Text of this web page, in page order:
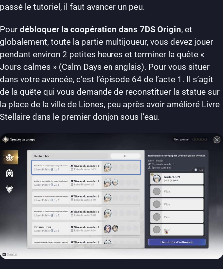
passé le tutoriel, il faut avancer un peu.
Pour débloquer la coopération dans 7DS Origin, et
globalement, toute la partie multijoueur, vous devez jouer
pendant environ 2 petites heures et terminer la quête «
Jours calmes » (Calm Days en anglais). Pour vous situer
dans votre avancée, c’est l’épisode 64 de l’acte 1. Il s’agit
de la quête qui vous demande de reconstituer la statue sur
la place de la ville de Liones, peu après avoir amélioré Livre
Stellaire dans le premier donjon sous l’eau.